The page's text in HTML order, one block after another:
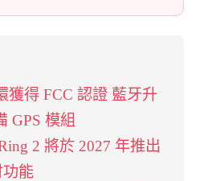
獲得 FCC 認證 藍牙升
GPS 模組
2 將於 2027 年推出
功能